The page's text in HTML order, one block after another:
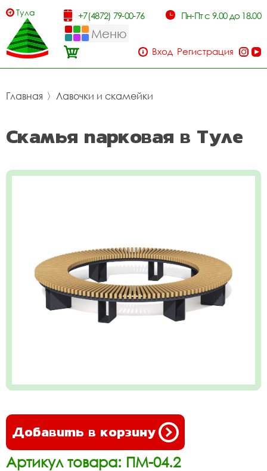
Тула +7(4872) 79-00-76 Пн-Пт с 9.00 до 18.00
Меню
Вход Регистрация
Главная 〉 Лавочки и скамейки
Скамья парковая в Туле
Добавить в корзину
Артикул товара: ПМ-04.2